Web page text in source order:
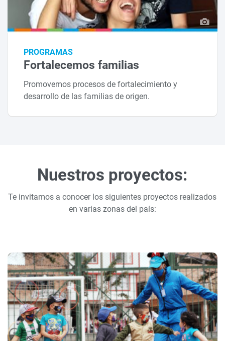
PROGRAMAS
Fortalecemos familias
Promovemos procesos de fortalecimiento y
desarrollo de las familias de origen.
Nuestros proyectos:
Te invitamos a conocer los siguientes proyectos realizados
en varias zonas del país: